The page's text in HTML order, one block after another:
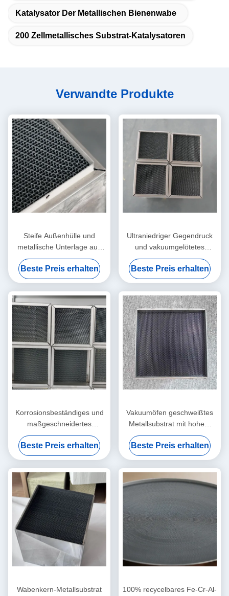
Katalysator Der Metallischen Bienenwabe
200 Zellmetallisches Substrat-Katalysatoren
Verwandte Produkte
Steife Außenhülle und
metallische Unterlage aus
verriegelter Folie für
stationäre
Notfallgeneratoren
Beste Preis erhalten
Ultraniedriger Gegendruck
und vakuumgelötetes
Metallsubstrat für
Industriegasturbinen
Beste Preis erhalten
Korrosionsbeständiges und
maßgeschneidertes
metallisches Substrat mit
quadratischer Geometrie für
die Schiffsabgasbehandlung
Beste Preis erhalten
Vakuumöfen geschweißtes
Metallsubstrat mit hohem
Durchfluss für eine große
Gasmenge
Beste Preis erhalten
Wabenkern-Metallsubstrat
100% recycelbares Fe-Cr-Al-